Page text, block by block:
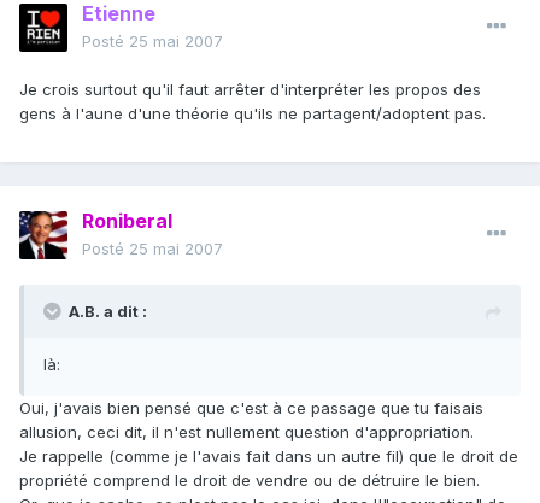
Etienne
Posté 25 mai 2007
Je crois surtout qu'il faut arrêter d'interpréter les propos des
gens à l'aune d'une théorie qu'ils ne partagent/adoptent pas.
Roniberal
Posté 25 mai 2007
A.B. a dit :
là:
Oui, j'avais bien pensé que c'est à ce passage que tu faisais
allusion, ceci dit, il n'est nullement question d'appropriation.
Je rappelle (comme je l'avais fait dans un autre fil) que le droit de
propriété comprend le droit de vendre ou de détruire le bien.